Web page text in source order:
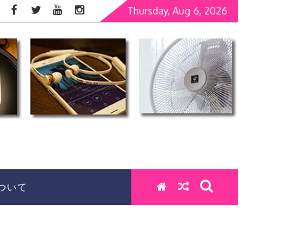
Thursday, Aug 6, 2026
いて